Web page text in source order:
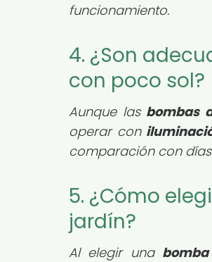
funcionamiento.
4. ¿Son
con poco sol?
Aunque las bombas
operar con
comparación con
5. ¿Cómo
jardín?
Al elegir una